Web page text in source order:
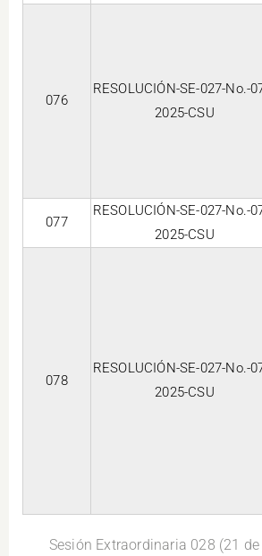
076
RESOLUCIÓN-SE-027-No.-
2025-CSU
077
RESOLUCIÓN-SE-027-No.-
2025-CSU
078
RESOLUCIÓN-SE-027-No.-
2025-CSU
Sesión Extraordinaria 028 (21